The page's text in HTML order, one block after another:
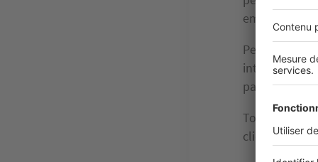
Pensez à
intéressent :
parking y
Tous les
clients,